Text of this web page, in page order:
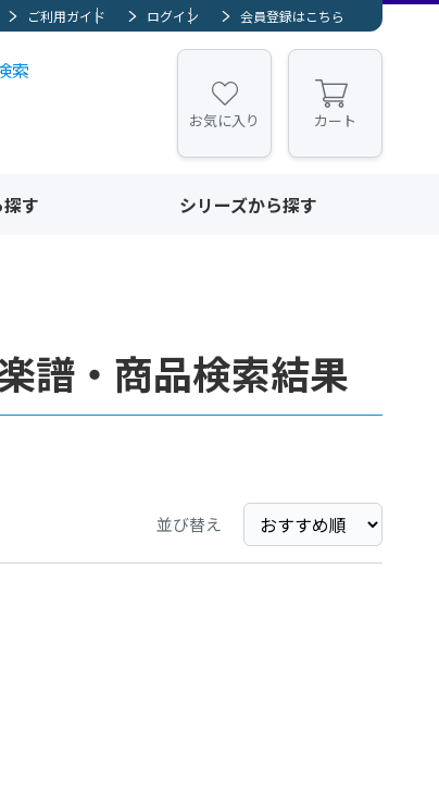
ご利用ガイド ログイン 会員登録はこちら
索
お気に入り カート
す シリーズから探す
譜・商品検索結果
並び替え